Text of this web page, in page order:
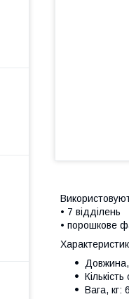
• 7 відділень
• порошкове
Вага, кг: